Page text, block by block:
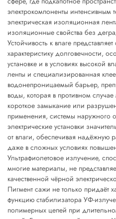
электрокомпоненты интенсивным
электрическая изоляционная
изоляционные свойства без
Устойчивость к влаге
характеристику долговечности,
установке и в условиях высокой
ленты и специализированная
водонепроницаемый барьер,
воды, которая в противном
короткое замыкание или
применения, системы наружного
электрические установки
от влаги, обеспечивая надёжную
даже в сложных условиях
Ультрафиолетовое излучение,
многие материалы, не
качественной чёрной
Пигмент сажи не только придаёт
функцию стабилизатора УФ-
полимерных цепей при